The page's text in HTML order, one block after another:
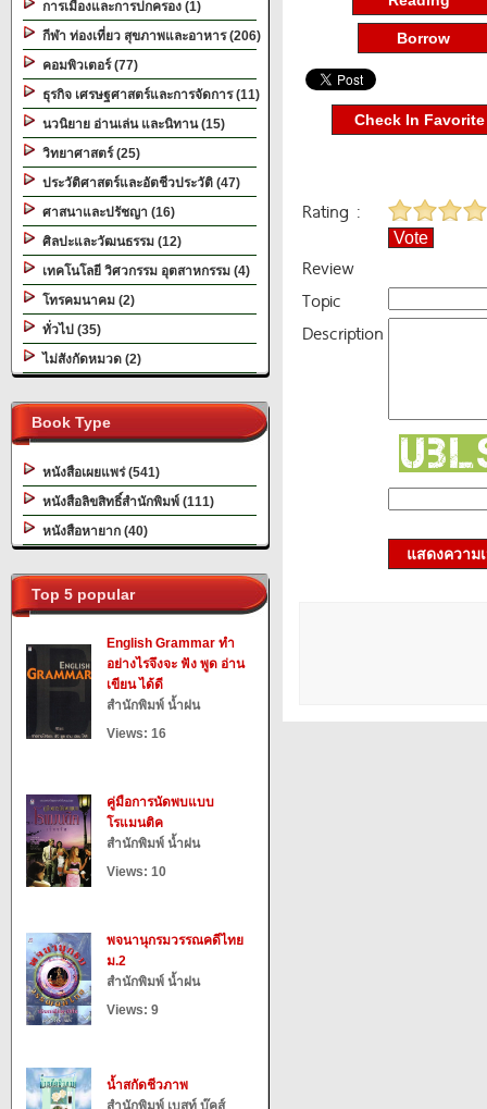
การเมืองและการปกครอง (1)
กีฬา ท่องเที่ยว สุขภาพและอาหาร (206)
คอมพิวเตอร์ (77)
ธุรกิจ เศรษฐศาสตร์และการจัดการ (11)
นวนิยาย อ่านเล่น และนิทาน (15)
วิทยาศาสตร์ (25)
ประวัติศาสตร์และอัตชีวประวัติ (47)
ศาสนาและปรัชญา (16)
ศิลปะและวัฒนธรรม (12)
เทคโนโลยี วิศวกรรม อุตสาหกรรม (4)
โทรคมนาคม (2)
ทั่วไป (35)
ไม่สังกัดหมวด (2)
Book Type
หนังสือเผยแพร่ (541)
หนังสือลิขสิทธิ์สำนักพิมพ์ (111)
หนังสือหายาก (40)
Top 5 popular
English Grammar ทำ
อย่างไรจึงจะ ฟัง พูด อ่าน
เขียน ได้ดี
สำนักพิมพ์ น้ำฝน
Views: 16
คู่มือการนัดพบแบบ
โรแมนติค
สำนักพิมพ์ น้ำฝน
Views: 10
พจนานุกรมวรรณคดีไทย
ม.2
สำนักพิมพ์ น้ำฝน
Views: 9
น้ำสกัดชีวภาพ
สำนักพิมพ์ เบสท์ บุ๊คส์
Borrow
Check In Favorite
Rating :
Vote
Review
Topic
Description
แสดงความ